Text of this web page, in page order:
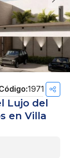
1971
Lujo del
en Villa